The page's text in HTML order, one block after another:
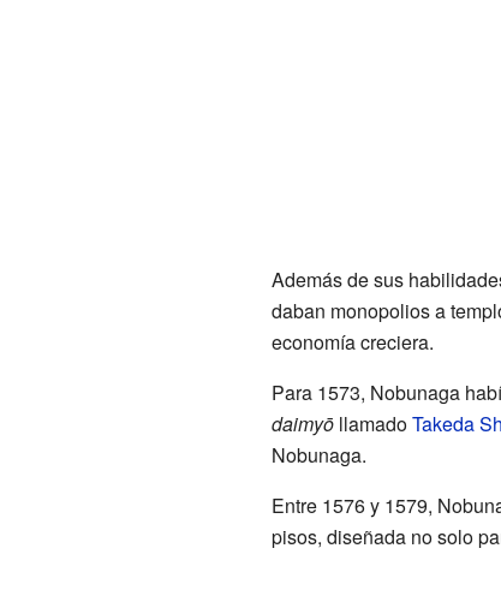
Además de sus
daban monopolios a
economía creciera.
Para 1573, Nobunaga
daimyōllamadoTakeda
Nobunaga.
Entre 1576 y 1579,
pisos, diseñada no solo